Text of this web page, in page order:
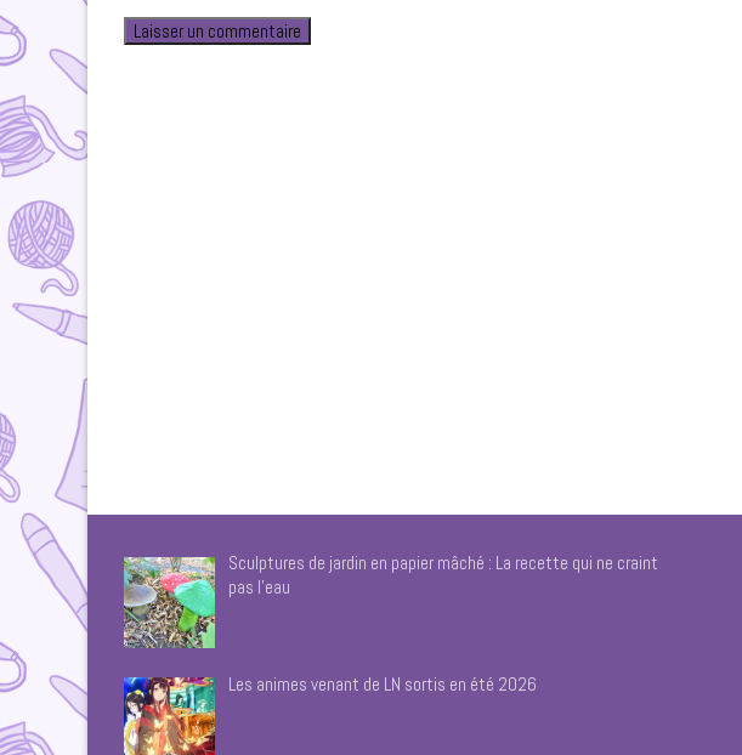
Sculptures de jardin en papier mâché : La recette qui ne craint
pas l’eau
Les animes venant de LN sortis en été 2026